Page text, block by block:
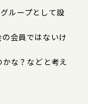
ループとして設
会員ではないけ
な？などと考え